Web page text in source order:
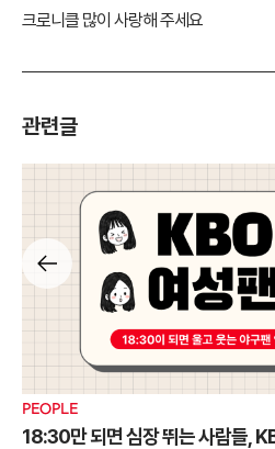
크로니클 많이 사랑해 주세요
관련글
PEOPLE
18:30만 되면 심장 뛰는 사람들,